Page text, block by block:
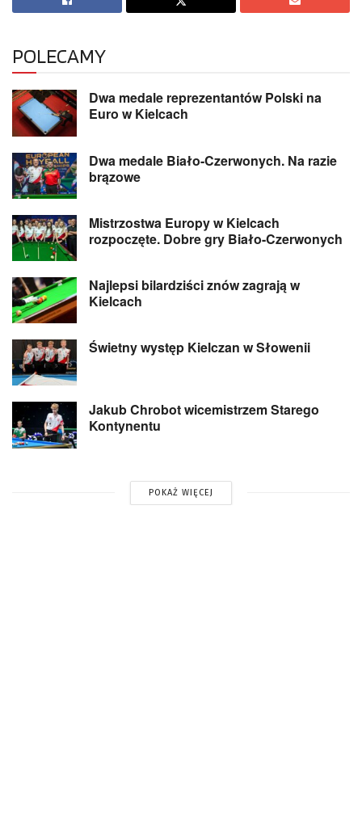
POLECAMY
Dwa medale reprezentantów Polski na
Euro w Kielcach
Dwa medale Biało-Czerwonych. Na razie
brązowe
Mistrzostwa Europy w Kielcach
rozpoczęte. Dobre gry Biało-Czerwonych
Najlepsi bilardziści znów zagrają w
Kielcach
Świetny występ Kielczan w Słowenii
Jakub Chrobot wicemistrzem Starego
Kontynentu
POKAŻ WIĘCEJ